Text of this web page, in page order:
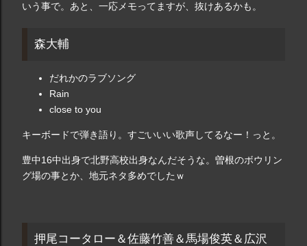
いう事で。あと、一応メモってますが、抜けあるかも。
森大輔
だれかのラブソング
Rain
close to you
キーボードで弾き語り。すごいいい歌声してるなー！っと。
豊中16中出身で北野高校出身なんだそうな。曽根のボウリン
グ場の事とか、地元ネタ多めでしたｗ
押尾コータロー＆佐藤竹善＆馬場俊英＆広沢